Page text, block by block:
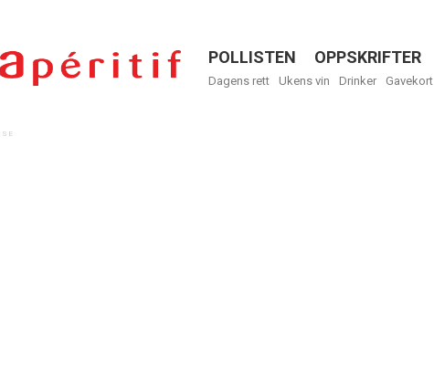
Menu
POLLISTEN OPPSKRIFTER
Dagens rett Ukens vin Drinker Gavekort